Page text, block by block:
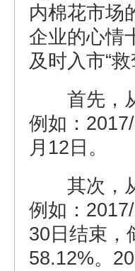
内棉花市场
企业的心情
及时入市“
首先，从
例如：
月12日。
其次，从
例如：
30日结束，
58.12%。